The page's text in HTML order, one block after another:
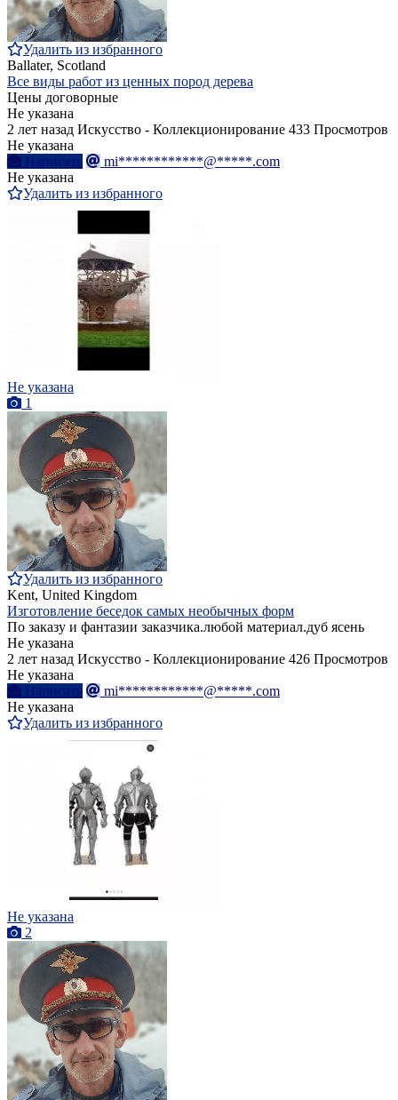
Удалить из избранного
Ballater, Scotland
Все виды работ из ценных пород дерева
Цены договорные
Не указана
2 лет назад Искусство - Коллекционирование 433 Просмотров
Не указана
Написать
mi************@*****.com
Не указана
Удалить из избранного
Не указана
1
Удалить из избранного
Kent, United Kingdom
Изготовление беседок самых необычных форм
По заказу и фантазии заказчика.любой материал.дуб ясень
Не указана
2 лет назад Искусство - Коллекционирование 426 Просмотров
Не указана
Написать
mi************@*****.com
Не указана
Удалить из избранного
Не указана
2